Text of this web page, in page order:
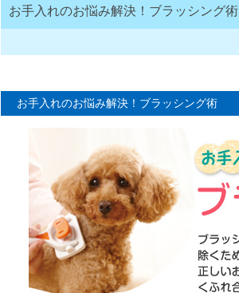
お手入れのお悩み解決！ブラッシング術
お手入れのお悩み解決！ブラッシング術